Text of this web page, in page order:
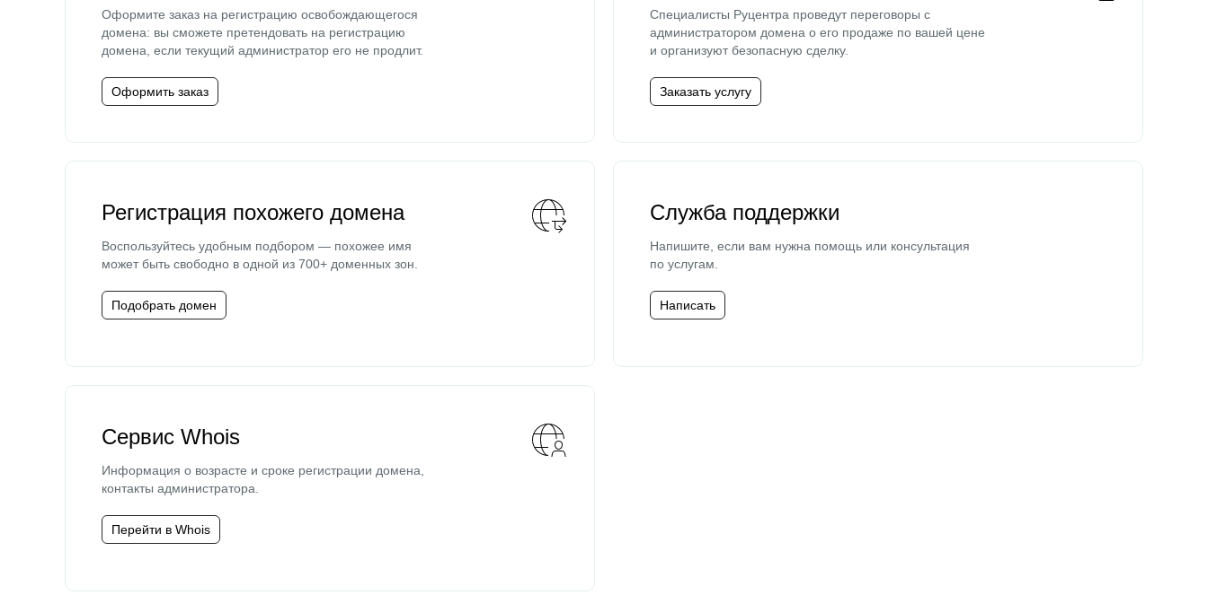
Оформите заказ на регистрацию освобождающегося
домена: вы сможете претендовать на регистрацию
домена, если текущий администратор его не продлит.
Оформить заказ
Специалисты Руцентра проведут переговоры с
администратором домена о его продаже по вашей цене
и организуют безопасную сделку.
Заказать услугу
Регистрация похожего домена
Воспользуйтесь удобным подбором — похожее имя
может быть свободно в одной из 700+ доменных зон.
Подобрать домен
Служба поддержки
Напишите, если вам нужна помощь или консультация
по услугам.
Написать
Сервис Whois
Информация о возрасте и сроке регистрации домена,
контакты администратора.
Перейти в Whois